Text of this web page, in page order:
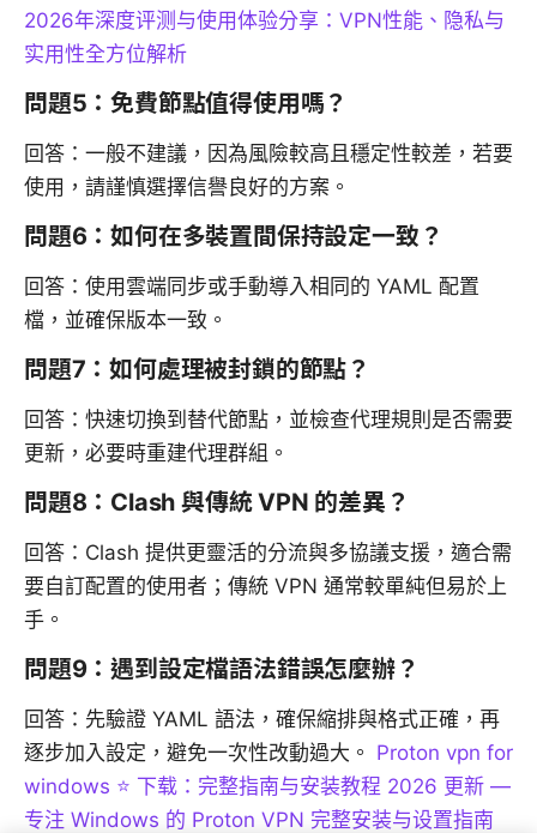
2026年深度评测与使用体验分享：VPN性能、隐私与
实用性全方位解析
問題5：免費節點值得使用嗎？
回答：一般不建議，因為風險較高且穩定性較差，若要
使用，請謹慎選擇信譽良好的方案。
問題6：如何在多裝置間保持設定一致？
回答：使用雲端同步或手動導入相同的 YAML 配置
檔，並確保版本一致。
問題7：如何處理被封鎖的節點？
回答：快速切換到替代節點，並檢查代理規則是否需要
更新，必要時重建代理群組。
問題8：Clash 與傳統 VPN 的差異？
回答：Clash 提供更靈活的分流與多協議支援，適合需
要自訂配置的使用者；傳統 VPN 通常較單純但易於上
手。
問題9：遇到設定檔語法錯誤怎麼辦？
回答：先驗證 YAML 語法，確保縮排與格式正確，再
逐步加入設定，避免一次性改動過大。 Proton vpn for
windows ⭐ 下载：完整指南与安装教程 2026 更新 —
专注 Windows 的 Proton VPN 完整安装与设置指南